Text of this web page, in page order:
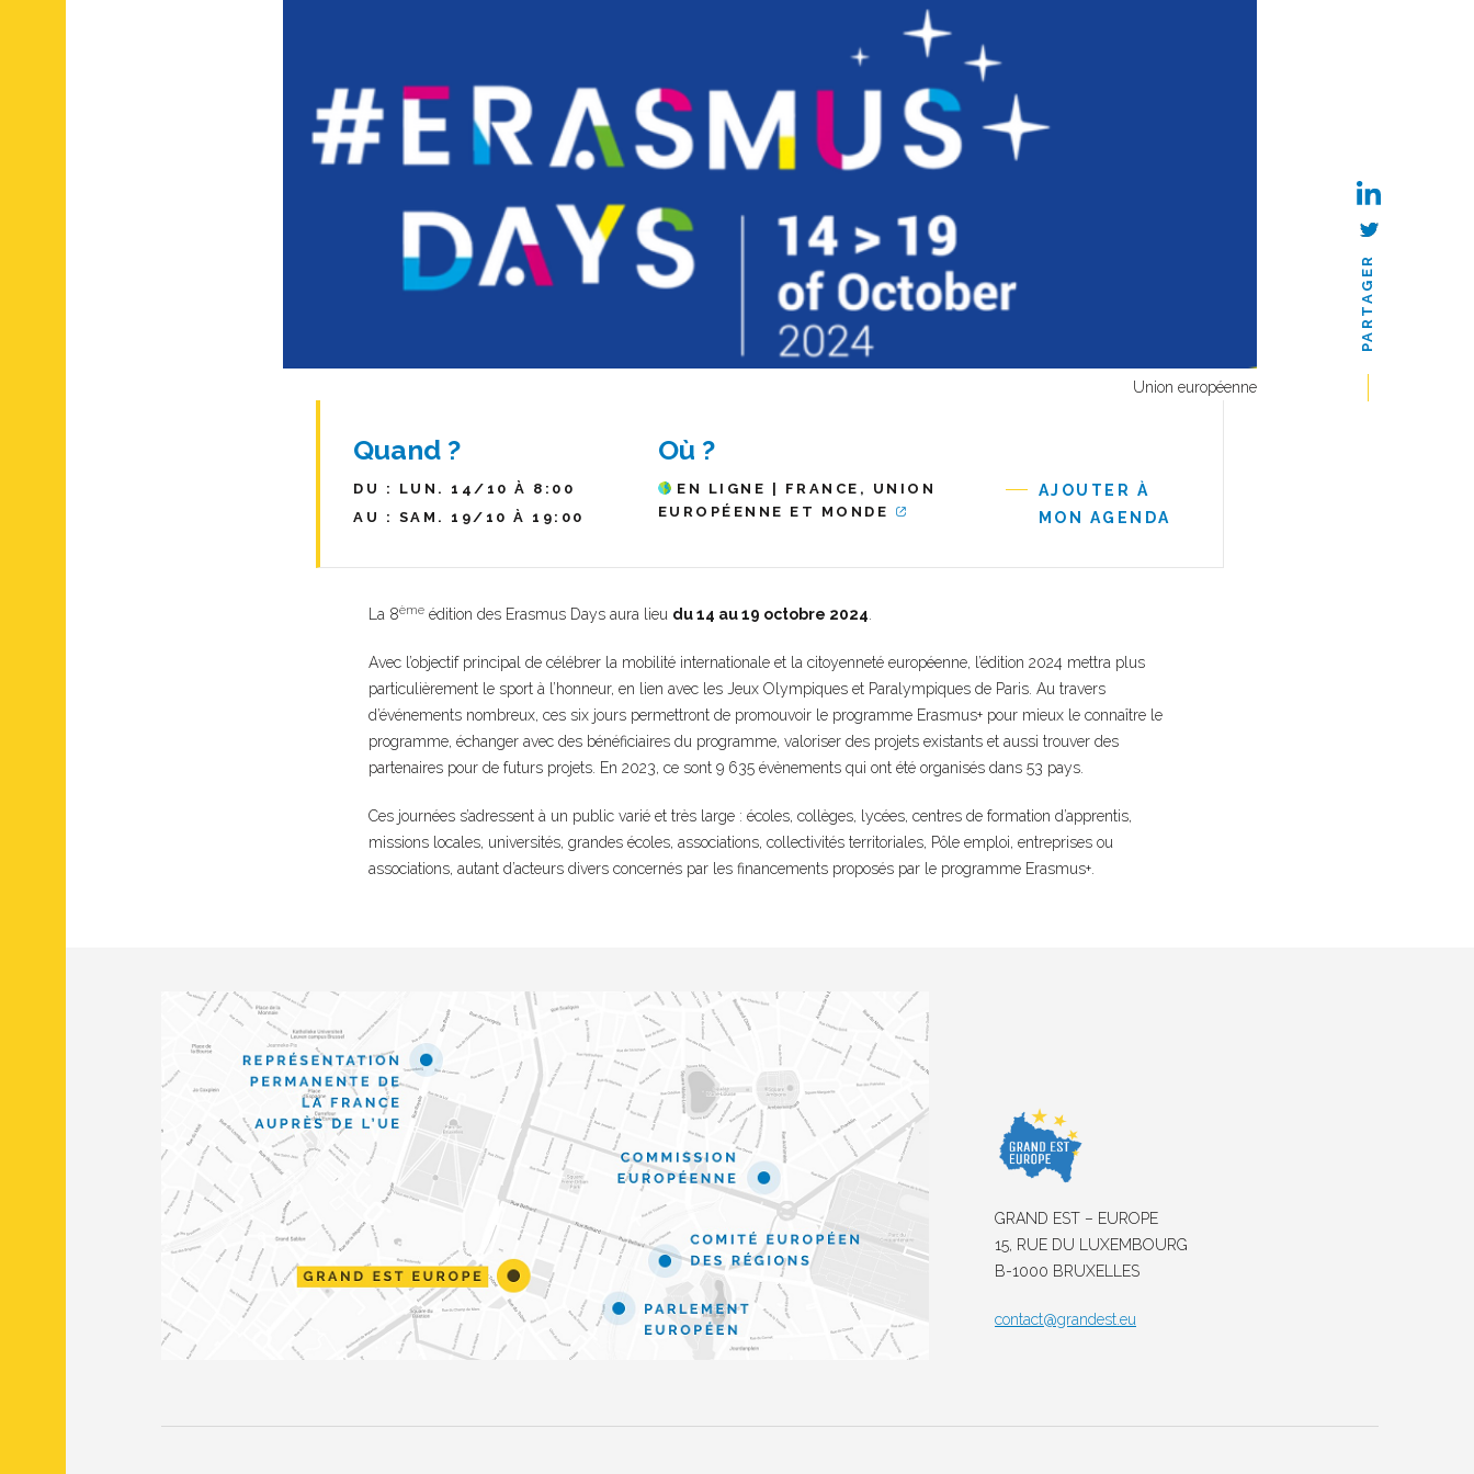
Union européenne
PARTAGER
Quand ?
DU : LUN. 14/10 À 8:00
AU : SAM. 19/10 À 19:00
Où ?
EN LIGNE | FRANCE, UNION
EUROPÉENNE ET MONDE
AJOUTER À
MON AGENDA
La 8èmeédition des Erasmus Days aura lieu du 14 au 19 octobre 2024.
Avec l’objectif principal de célébrer la mobilité internationale et la citoyenneté européenne, l’édition 2024 mettra plus
particulièrement le sport à l’honneur, en lien avec les Jeux Olympiques et Paralympiques de Paris. Au travers
d’événements nombreux, ces six jours permettront de promouvoir le programme Erasmus+ pour mieux le connaître le
programme, échanger avec des bénéficiaires du programme, valoriser des projets existants et aussi trouver des
partenaires pour de futurs projets. En 2023, ce sont 9 635 évènements qui ont été organisés dans 53 pays.
Ces journées s’adressent à un public varié et très large : écoles, collèges, lycées, centres de formation d’apprentis,
missions locales, universités, grandes écoles, associations, collectivités territoriales, Pôle emploi, entreprises ou
associations, autant d’acteurs divers concernés par les financements proposés par le programme Erasmus+.
GRAND EST – EUROPE
15, RUE DU LUXEMBOURG
B-1000 BRUXELLES
contact@grandest.eu